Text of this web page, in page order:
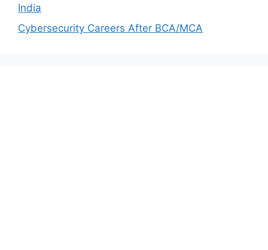
India
Cybersecurity Careers After BCA/MCA